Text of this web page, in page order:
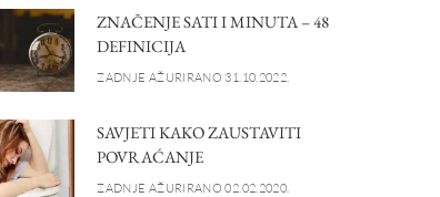
ZNAČENJE SATI I MINUTA – 48
DEFINICIJA
ZADNJE AŽURIRANO 31.10.2022.
SAVJETI KAKO ZAUSTAVITI
POVRAĆANJE
ZADNJE AŽURIRANO 02.02.2020.